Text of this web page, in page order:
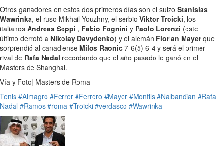
Otros ganadores en estos dos primeros días son el suizo Stanislas
Wawrinka, el ruso Mikhail Youzhny, el serbio Viktor Troicki, los
italianos Andreas Seppi , Fabio Fognini y Paolo Lorenzi (este
último derrotó a Nikolay Davydenko) y el alemán Florian Mayerque
sorprendió al canadiense Milos Raonic 7-6(5) 6-4 y será el primer
rival de Rafa Nadal recordando que el año pasado le ganó en el
Masters de Shanghai.
Vía y Foto| Masters de Roma
Tenis #Almagro #Ferrer #Ferrero #Mayer #Monfils #Nalbandian #Rafa
Nadal #Ramos #roma #Troicki #verdasco #Wawrinka